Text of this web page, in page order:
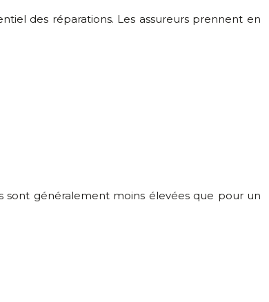
des réparations. Les assureurs prennent en
sont généralement moins élevées que pour un